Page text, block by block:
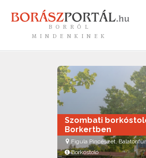
BORRÓL
MINDENKINEK
Szombati
Borkertben
Figula Pincészet,
Borkóstoló